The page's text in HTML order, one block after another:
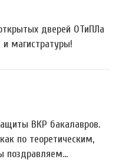
дверей ОТиПЛа
магистратуры!
ВКР бакалавров.
по теоретическим,
поздравляем…